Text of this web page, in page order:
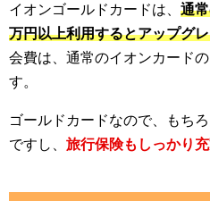
イオンゴールドカードは、 通
万円以上利用するとアップグ
会費は、通常のイオンカード
す。
ゴールドカードなので、もち
ですし、 旅行保険もしっかり